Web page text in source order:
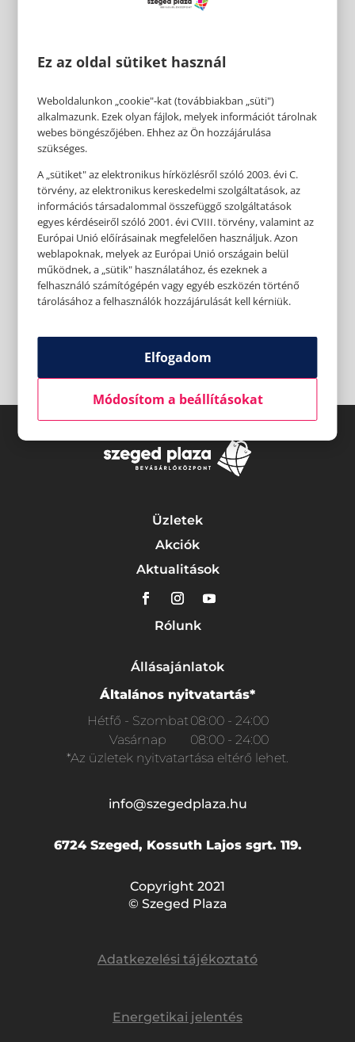
Üzletek
Akciók
Aktualitások
Rólunk
Állásajánlatok
Általános nyitvatartás*
Hétfő - Szombat08:00 - 24:00
Vasárnap
08:00 - 24:00
*Az üzletek nyitvatartása eltérő lehet.
info@szegedplaza.hu
6724 Szeged, Kossuth Lajos sgrt. 119.
Copyright 2021
© Szeged Plaza
Adatkezelési tájékoztató
Energetikai jelentés
Ez az oldal sütiket használ
Weboldalunkon „cookie"-kat (továbbiakban „süti")
alkalmazunk. Ezek olyan fájlok, melyek információt tárolnak
webes böngészőjében. Ehhez az Ön hozzájárulása
szükséges.
A „sütiket" az elektronikus hírközlésről szóló 2003. évi C.
törvény, az elektronikus kereskedelmi szolgáltatások, az
információs társadalommal összefüggő szolgáltatások
egyes kérdéseiről szóló 2001. évi CVIII. törvény, valamint az
Európai Unió előírásainak megfelelően használjuk. Azon
weblapoknak, melyek az Európai Unió országain belül
működnek, a „sütik" használatához, és ezeknek a
felhasználó számítógépén vagy egyéb eszközén történő
tárolásához a felhasználók hozzájárulását kell kérniük.
Elfogadom
Módosítom a beállításokat